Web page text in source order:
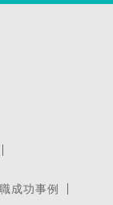
成功事例